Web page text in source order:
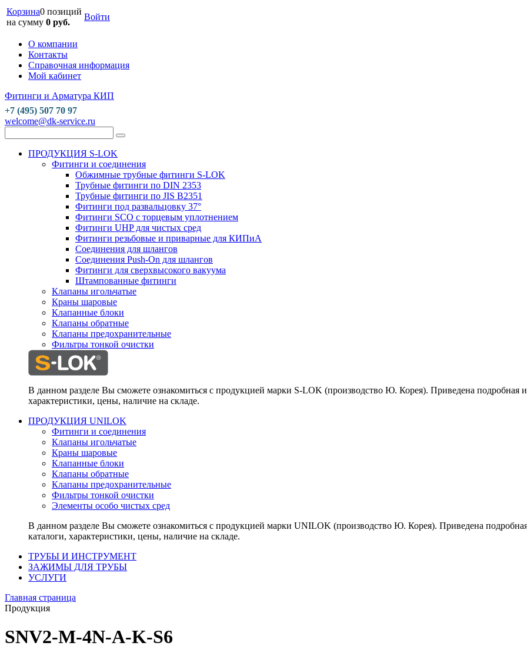
Корзина0 позиций
на сумму 0 руб.
Войти
О компании
Контакты
Справочная информация
Мой кабинет
Фитинги и Арматура КИП
+7 (495) 507 70 97
welcome@dk-service.ru
ПРОДУКЦИЯ S-LOK
Фитинги и соединения
Обжимные трубные фитинги S-LOK
Трубные фитинги по DIN 2353
Трубные фитинги по JIS B2351
Фитинги под развальцовку 37°
Фитинги SCO с торцевым уплотнением
Фитинги UHP для чистых сред
Фитинги резьбовые и приварные для КИПиА
Соединения для шлангов
Соединения Push-On для шлангов
Фитинги для сверхвысокого вакуума
Штампованные фитинги
Клапаны игольчатые
Краны шаровые
Клапанные блоки
Клапаны обратные
Клапаны предохранительные
Фильтры тонкой очистки
В данном разделе Вы сможете ознакомиться с продукцией марки S-LOK (производство Ю. Корея). Приведена
характеристики, цены, наличие на складе.
ПРОДУКЦИЯ UNILOK
Фитинги и соединения
Клапаны игольчатые
Краны шаровые
Клапанные блоки
Клапаны обратные
Клапаны предохранительные
Фильтры тонкой очистки
Элементы особо чистых сред
В данном разделе Вы сможете ознакомиться с продукцией марки UNILOK (производство Ю. Корея). Приведена
каталоги, характеристики, цены, наличие на складе.
ТРУБЫ И ИНСТРУМЕНТ
ЗАЖИМЫ ДЛЯ ТРУБЫ
УСЛУГИ
Главная страница
Продукция
SNV2-M-4N-A-K-S6